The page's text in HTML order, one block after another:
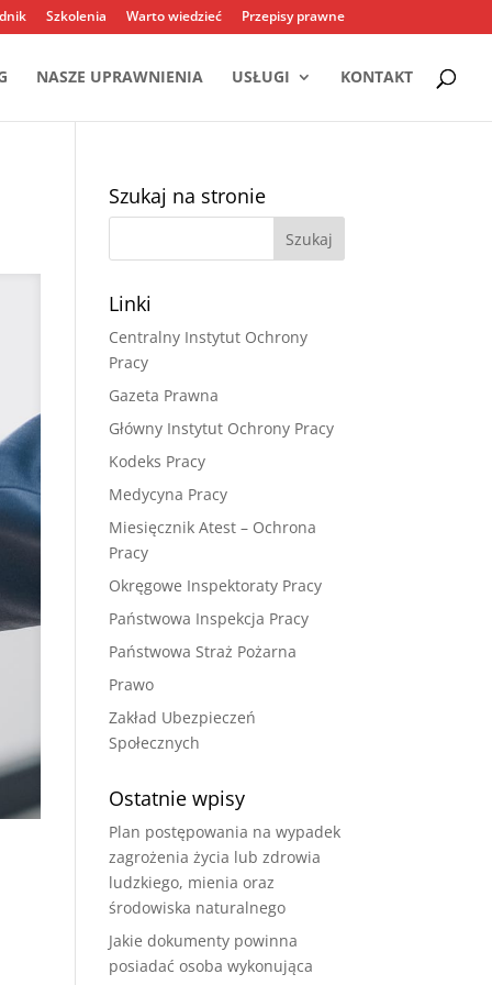
Szkolenia Warto wiedzieć Przepisy prawne
NASZE UPRAWNIENIA USŁUGI KONTAKT
Szukaj na stronie
Linki
Centralny Instytut Ochrony
Pracy
Gazeta Prawna
Główny Instytut Ochrony Pracy
Kodeks Pracy
Medycyna Pracy
Miesięcznik Atest – Ochrona
Pracy
Okręgowe Inspektoraty Pracy
Państwowa Inspekcja Pracy
Państwowa Straż Pożarna
Prawo
Zakład Ubezpieczeń
Społecznych
Ostatnie wpisy
Plan postępowania na wypadek
zagrożenia życia lub zdrowia
ludzkiego, mienia oraz
środowiska naturalnego
Jakie dokumenty powinna
posiadać osoba wykonująca